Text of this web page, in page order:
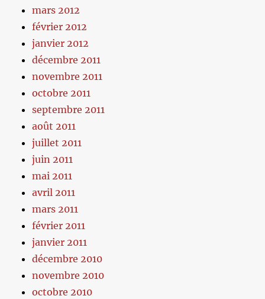
mars 2012
février 2012
janvier 2012
décembre 2011
novembre 2011
octobre 2011
septembre 2011
août 2011
juillet 2011
juin 2011
mai 2011
avril 2011
mars 2011
février 2011
janvier 2011
décembre 2010
novembre 2010
octobre 2010